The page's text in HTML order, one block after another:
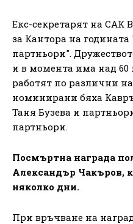
Екс-секретарят на САК
за Кантора на
партньори".
и в момента има над 60
работят по различни
номинирани бяха
Таня Бузева и
партньори.
Посмъртна награда
Александър Чакъров,
няколко дни.
При връчване на